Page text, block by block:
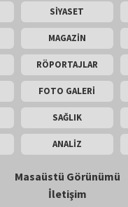
SİYASET
MAGAZİN
RÖPORTAJLAR
FOTO GALERİ
SAĞLIK
ANALİZ
Masaüstü Görünümü
İletişim